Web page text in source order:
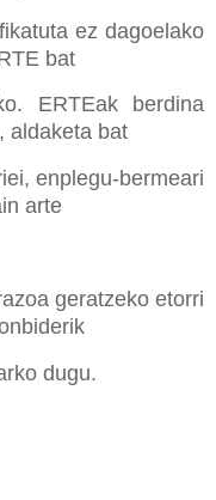
ez dagoelako
bat
ERTEak berdina
aldaketa bat
enplegu-bermeari
arte
geratzeko etorri
dugu.